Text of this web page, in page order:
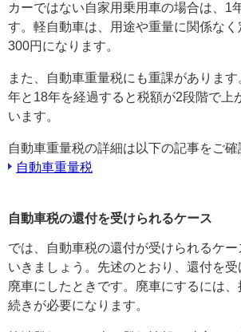
カーではない自家用乗用車の場合は、1
す。軽自動車は、用途や重量に関係な
300円になります。
また、自動車重量税にも重課がありま
年と18年を経過すると税額が2段階で上
います。
自動車重量税の詳細は以下の記事をご確
自動車重量税
自動車税の還付を受けられるケース
では、自動車税の還付が受けられるケ
いきましょう。先述のとおり、還付を
廃車にしたときです。廃車にするには
続きが必要になります。